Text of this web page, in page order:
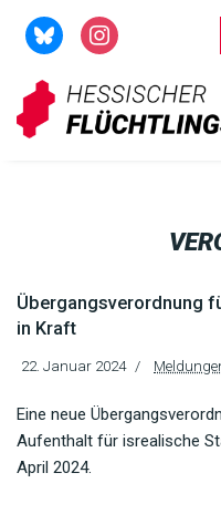
Zum
Inhalt
springen
Übergangsverordnung
in Kraft
22. Januar 2024
Eine neue
Aufenthalt für isrealische
April 2024.